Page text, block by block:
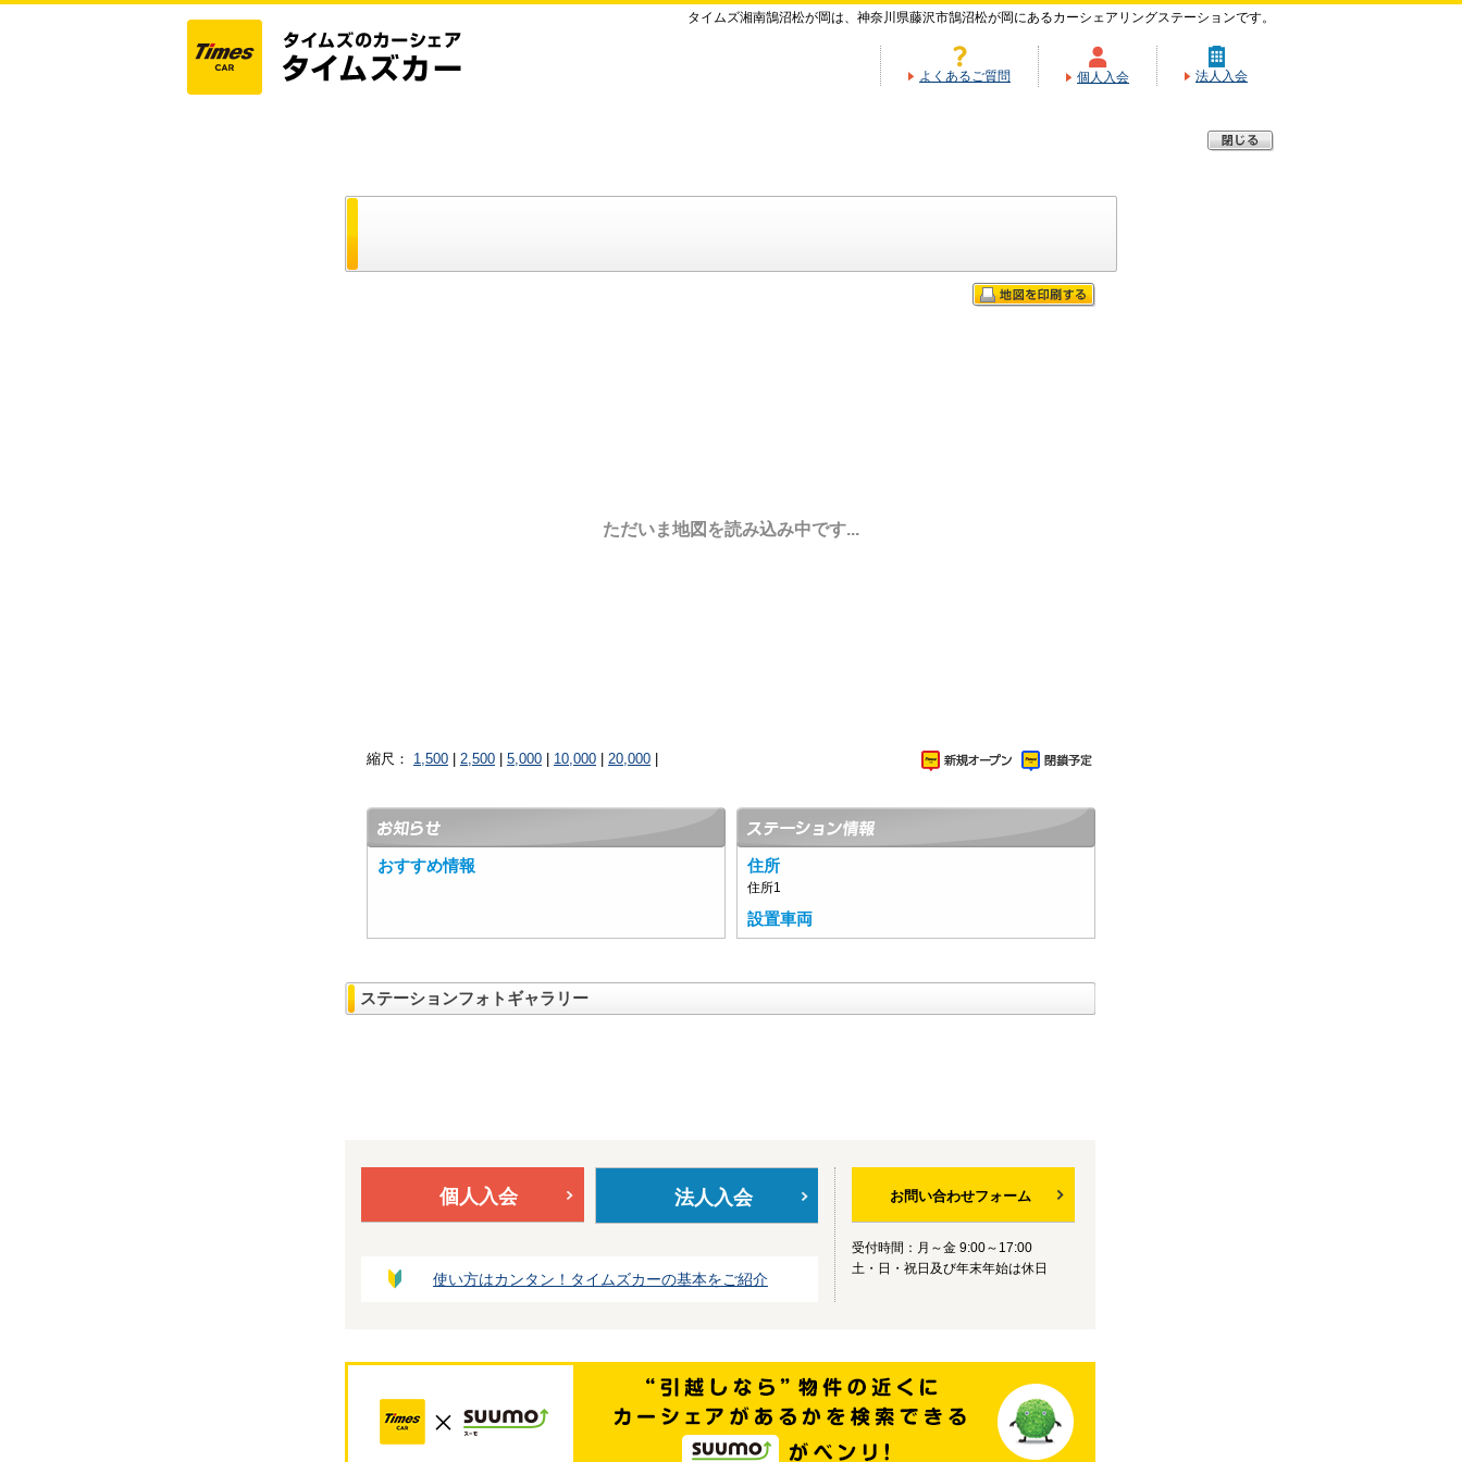
タイムズ湘南鵠沼松が岡は、神奈川県藤沢市鵠沼松が岡にあるカーシェアリングステーションです。
よくあるご質問 個人入会 法人入会
ただいま地図を読み込み中です...
縮尺： 1,500 2,500 5,000 10,000 20,000
おすすめ情報 住所
住所1
設置車両
ステーションフォトギャラリー
個人入会 法人入会
使い方はカンタン！タイムズカーの基本をご紹介
お問い合わせフォーム
受付時間：月～金 9:00～17:00
土・日・祝日及び年末年始は休日